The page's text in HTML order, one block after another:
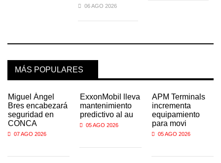
06 AGO 2026
MÁS POPULARES
Miguel Ángel
Bres encabezará
seguridad en
CONCA
07 AGO 2026
ExxonMobil lleva
mantenimiento
predictivo al au
05 AGO 2026
APM Terminals
incrementa
equipamiento
para movi
05 AGO 2026